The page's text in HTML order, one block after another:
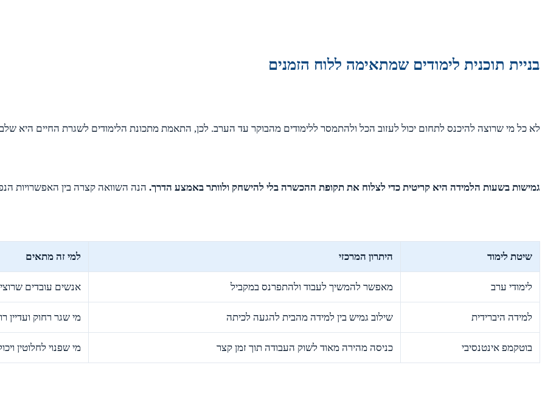
בניית תוכנית לימודים שמתאימה ללוח הזמנים
לא כל מי שרוצה להיכנס לתחום יכול לעזוב הכל ולהתמסר ללימודים מהבוקר עד הערב. לכן, התאמת מתכונת הלימודים לשגרת החיים היא
גמישות בשעות הלמידה היא קריטית כדי לצלוח את תקופת ההכשרה בלי להישחק ולוותר באמצע הדרך. הנה השוואה קצרה בין האפשרויות
שיטת לימוד היתרון המרכזי למי זה מתאים
לימודי ערב מאפשר להמשיך לעבוד ולהתפרנס במקביל אנשים עובדים
למידה היברידית שילוב גמיש בין למידה מהבית להגעה לכיתה מי שגר רחוק
בוטקמפ אינטנסיבי כניסה מהירה מאוד לשוק העבודה תוך זמן קצר מי שפנוי לחלוטין